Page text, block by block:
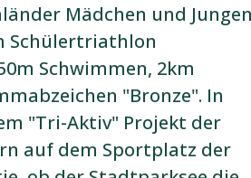
Mädchen und
Schülertriathlon
Schwimmen, 2km
"Bronze". In
"Tri-Aktiv" Projekt der
auf dem Sportplatz der